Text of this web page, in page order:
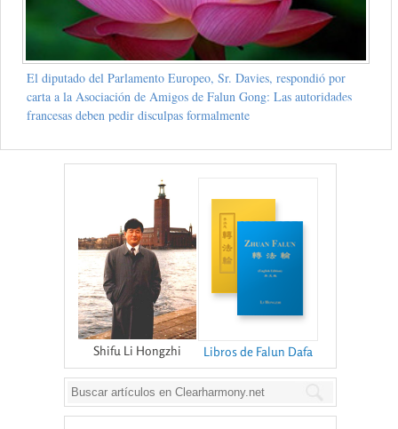
El diputado del Parlamento Europeo, Sr. Davies, respondió por
carta a la Asociación de Amigos de Falun Gong: Las autoridades
francesas deben pedir disculpas formalmente
Shifu Li Hongzhi Libros de Falun Dafa